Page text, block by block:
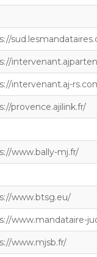
intervenant.aj-
provence.ajilink.fr/
www.bally-mj.fr/
www.btsg.eu/
www.mandataire-
www.mjsb.fr/